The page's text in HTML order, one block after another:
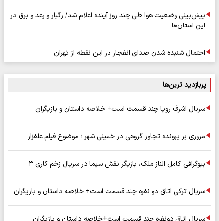
پیش‌بینی وضعیت هوا طی چند روز آینده اعلام شد/ رگبار و رعد و برق در
این استان‌ها
احتمال شنیده شدن صدای انفجار در این نقطه از تهران
پربازدید ترین‌ها
سریال اشرف رویا چند قسمت است+ خلاصه داستان و بازیگران
مروری بر پرونده تجاوز گروهی در خمینی شهر ؛ موضوع فیلم علفزار
بیوگرافی کامل الناز ملک، بازیگر نقش سیما در سریال زخم کاری ۳
سریال ترکی اتاق دو نفره چند قسمت است+ خلاصه داستان و بازیگران